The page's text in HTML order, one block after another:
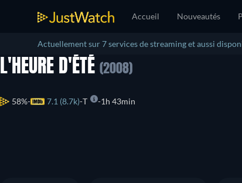
Accueil Nouveautés
Actuellement sur 7 services de streaming et aussi
L'HEURE D'ÉTÉ (2008)
58% 7.1 (8.7k) T 1h 43min